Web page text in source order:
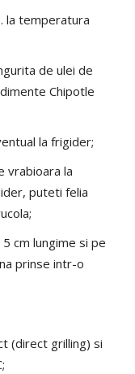
la temperatura
de ulei de
Chipotle
la frigider;
vrabioara la
puteti felia
cm lungime si pe
prinse intr-o
(direct grilling) si